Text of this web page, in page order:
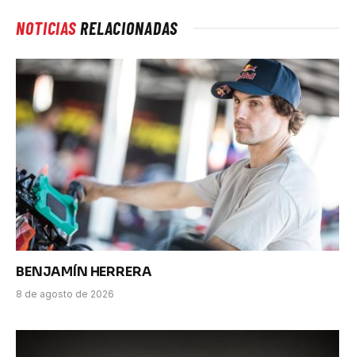
NOTICIASRELACIONADAS
BENJAMÍN HERRERA
8 de agosto de 2026